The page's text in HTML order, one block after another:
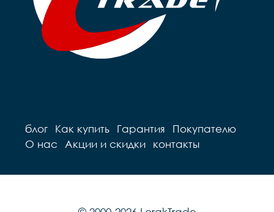
блог Как купить Гарантия
Покупателю
О нас
Акции и скидки контакты